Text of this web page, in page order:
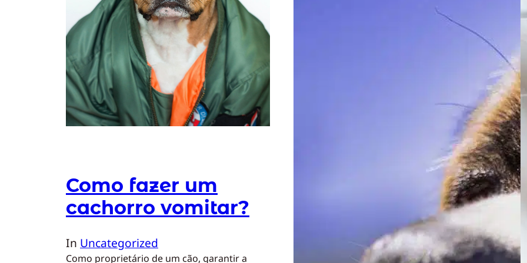
Como fazer um
cachorro vomitar?
In Uncategorized
Como proprietário de um cão, garantir a